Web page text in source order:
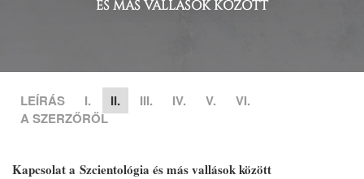
ÉS MÁS VALLÁSOK KÖZÖTT
LEÍRÁS I. II. III. IV. V.
VI.
A SZERZŐRŐL
Kapcsolat a Szcientológia és más vallások között